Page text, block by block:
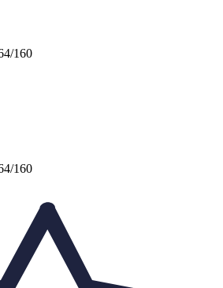
160
160